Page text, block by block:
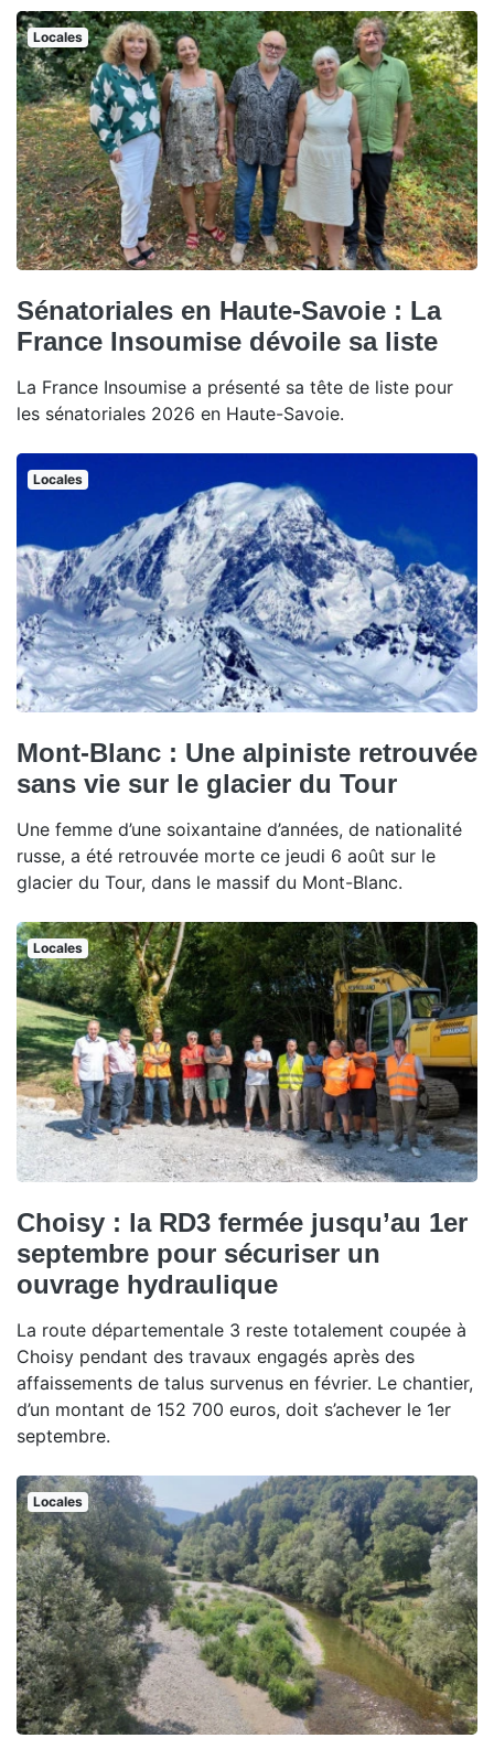
Locales
Sénatoriales en Haute-Savoie : La
France Insoumise dévoile sa liste
La France Insoumise a présenté sa tête de liste pour
les sénatoriales 2026 en Haute-Savoie.
Locales
Mont-Blanc : Une alpiniste retrouvée
sans vie sur le glacier du Tour
Une femme d’une soixantaine d’années, de nationalité
russe, a été retrouvée morte ce jeudi 6 août sur le
glacier du Tour, dans le massif du Mont-Blanc.
Locales
Choisy : la RD3 fermée jusqu’au 1er
septembre pour sécuriser un
ouvrage hydraulique
La route départementale 3 reste totalement coupée à
Choisy pendant des travaux engagés après des
affaissements de talus survenus en février. Le chantier,
d’un montant de 152 700 euros, doit s’achever le 1er
septembre.
Locales